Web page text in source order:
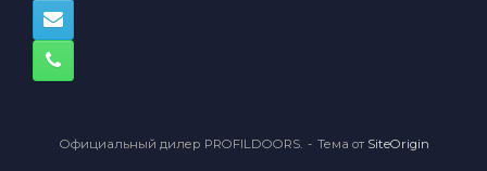
Официальный дилер PROFILDOORS. Тема от SiteOrigin